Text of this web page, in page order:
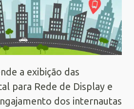
a exibição das
para Rede de Display e
dos internautas